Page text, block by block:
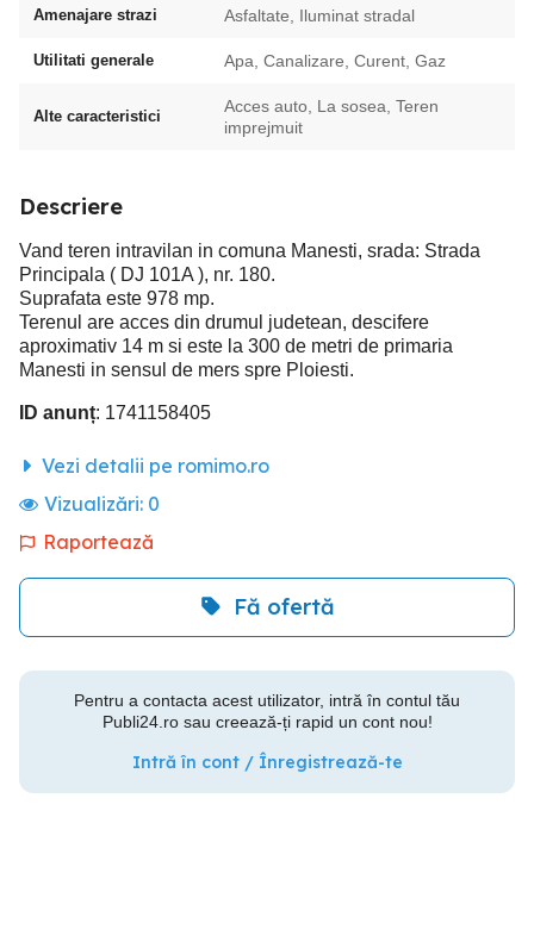
Amenajare strazi Asfaltate, Iluminat stradal
Utilitati generale Apa, Canalizare, Curent, Gaz
Alte caracteristici
Acces auto, La sosea, Teren
imprejmuit
Descriere
Vand teren intravilan in comuna Manesti, srada: Strada
Principala ( DJ 101A ), nr. 180.
Suprafata este 978 mp.
Terenul are acces din drumul judetean, descifere
aproximativ 14 m si este la 300 de metri de primaria
Manesti in sensul de mers spre Ploiesti.
ID anunț: 1741158405
Vezi detalii pe romimo.ro
Vizualizări: 0
Raportează
Fă ofertă
Pentru a contacta acest utilizator, intră în contul tău
Publi24.ro sau creează-ți rapid un cont nou!
Intră în cont / Înregistrează-te